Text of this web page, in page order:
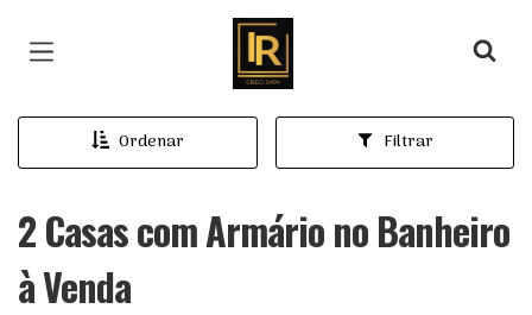
Página inicial
Ordenar Filtrar
2 Casas com Armário no Banheiro
à Venda